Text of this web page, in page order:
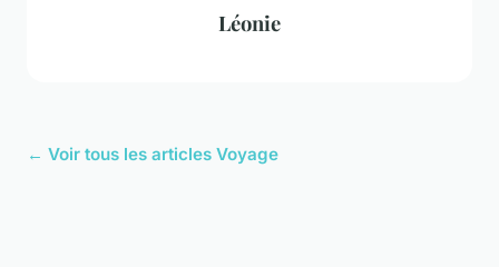
Léonie
← Voir tous les articles Voyage